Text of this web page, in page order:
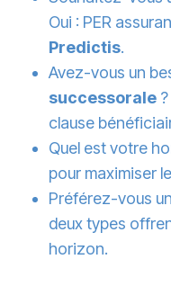
Oui : PER
Predictis.
Avez-vous un
successorale
clause
Quel est votre
pour maximiser
Préférez-vous
deux types
horizon.